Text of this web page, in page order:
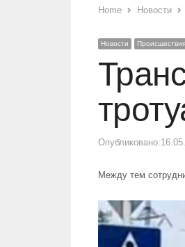
Home
Новости
Новости Происшествия
Опубликовано:
Между тем